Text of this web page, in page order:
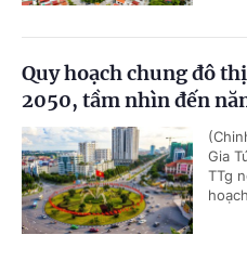
Quy hoạch chung đô
2050, tầm nhìn đến
Gia
TTg